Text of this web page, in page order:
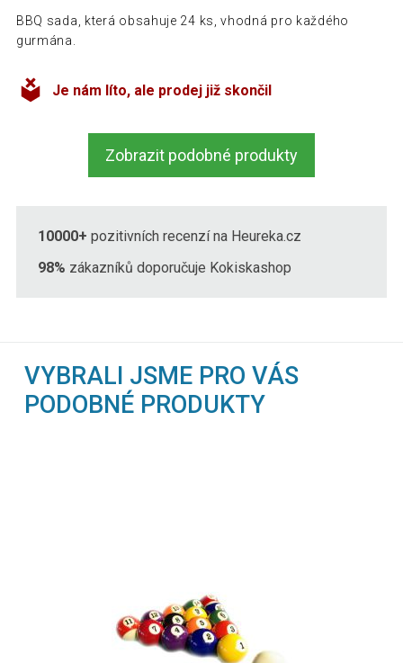
BBQ sada, která obsahuje 24 ks, vhodná pro každého
gurmána.
Je nám líto, ale prodej již skončil
Zobrazit podobné produkty
10000+ pozitivních recenzí na Heureka.cz
98% zákazníků doporučuje Kokiskashop
VYBRALI JSME PRO VÁS
PODOBNÉ PRODUKTY